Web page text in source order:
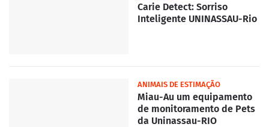
Carie Detect: Sorriso
Inteligente UNINASSAU-Rio
ANIMAIS DE ESTIMAÇÃO
Miau-Au um equipamento
de monitoramento de Pets
da Uninassau-RIO